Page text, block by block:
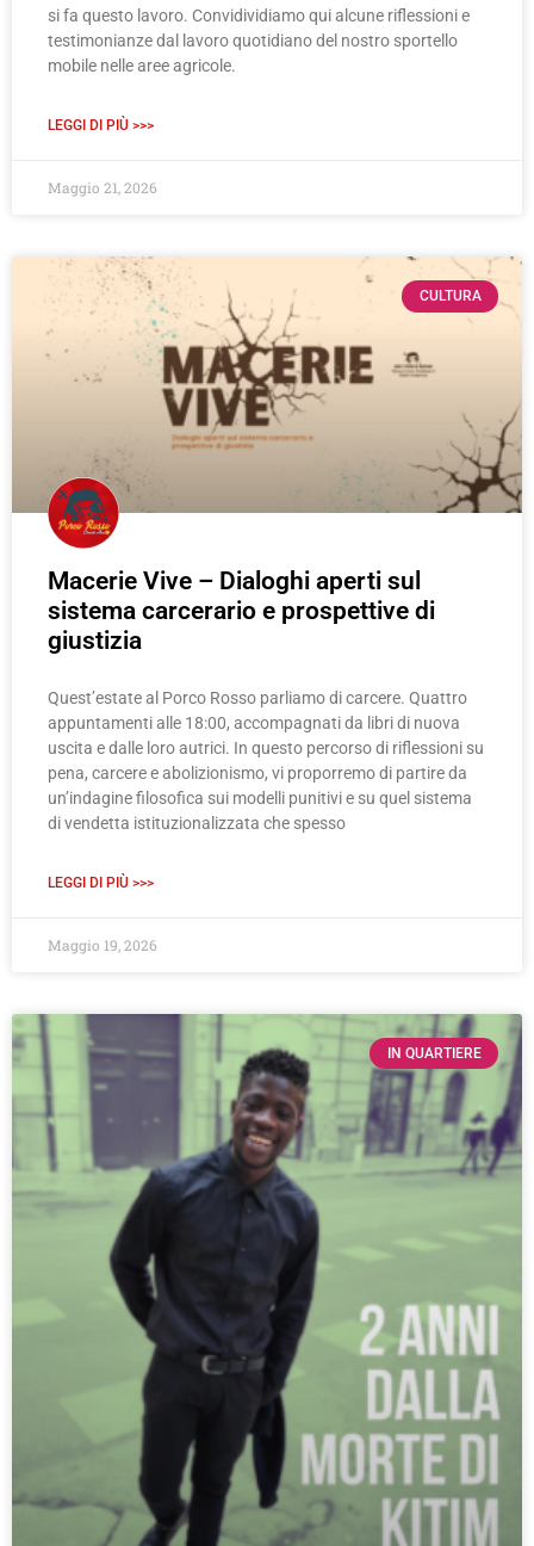
si fa questo lavoro. Convidividiamo qui alcune riflessioni e
testimonianze dal lavoro quotidiano del nostro sportello
mobile nelle aree agricole.
LEGGI DI PIÙ >>>
Maggio 21, 2026
CULTURA
Macerie Vive – Dialoghi aperti sul
sistema carcerario e prospettive di
giustizia
Quest’estate al Porco Rosso parliamo di carcere. Quattro
appuntamenti alle 18:00, accompagnati da libri di nuova
uscita e dalle loro autrici. In questo percorso di riflessioni su
pena, carcere e abolizionismo, vi proporremo di partire da
un’indagine filosofica sui modelli punitivi e su quel sistema
di vendetta istituzionalizzata che spesso
LEGGI DI PIÙ >>>
Maggio 19, 2026
IN QUARTIERE